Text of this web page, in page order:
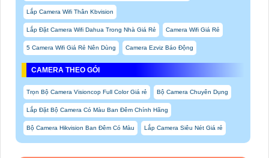
Lắp Camera Wifi Thân Kbvision
Lắp Đặt Camera Wifi Dahua Trong Nhà Giá Rẻ Camera Wifi Giá Rẻ
5 Camera Wifi Giá Rẻ Nên Dùng Camera Ezviz Báo Động
CAMERA THEO GÓI
Trọn Bộ Camera Visioncop Full Color Giá rẻ Bộ Camera Chuyên Dụng
Lắp Đặt Bộ Camera Có Màu Ban Đêm Chính Hãng
Bộ Camera Hikvision Ban Đêm Có Màu Lắp Camera Siêu Nét Giá rẻ